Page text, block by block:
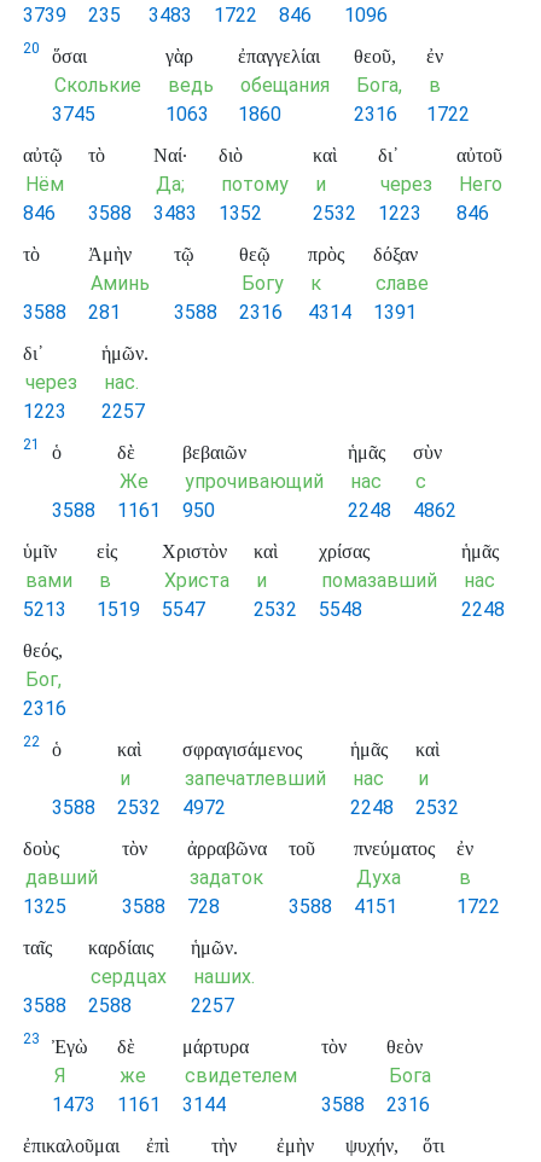
3739
235
3483
1722
846
1096
20 ὅσαι
Сколькие
3745
γὰρ
ведь
1063
ἐπαγγελίαι
обещания
1860
θεοῦ,
Бога,
2316
ἐν
в
1722
αὐτῷ
Нём
846
τὸ
3588
Ναί·
Да;
3483
διὸ
потому
1352
καὶ
и
2532
δι᾽
через
1223
αὐτοῦ
Него
846
τὸ
3588
Ἀμὴν
Аминь
281
τῷ
3588
θεῷ
Богу
2316
πρὸς
к
4314
δόξαν
славе
1391
δι᾽
через
1223
ἡμῶν.
нас.
2257
21 ὁ
3588
δὲ
Же
1161
βεβαιῶν
упрочивающий
950
ἡμᾶς
нас
2248
σὺν
с
4862
ὑμῖν
вами
5213
εἰς
в
1519
Χριστὸν
Христа
5547
καὶ
и
2532
χρίσας
помазавший
5548
ἡμᾶς
нас
2248
θεός,
Бог,
2316
22 ὁ
3588
καὶ
и
2532
σφραγισάμενος
запечатлевший
4972
ἡμᾶς
нас
2248
καὶ
и
2532
δοὺς
давший
1325
τὸν
3588
ἀρραβῶνα
задаток
728
τοῦ
3588
πνεύματος
Духа
4151
ἐν
в
1722
ταῖς
3588
καρδίαις
сердцах
2588
ἡμῶν.
наших.
2257
23 Ἐγὼ
Я
1473
δὲ
же
1161
μάρτυρα
свидетелем
3144
τὸν
3588
θεὸν
Бога
2316
ἐπικαλοῦμαι ἐπὶ τὴν ἐμὴν ψυχήν, ὅτι